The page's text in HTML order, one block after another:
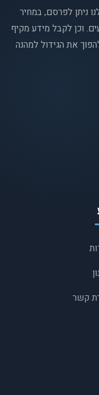
ניתן לפרסם, במחיר
וכן לקבל מידע מקיף
את הגידול למהנה
קשר